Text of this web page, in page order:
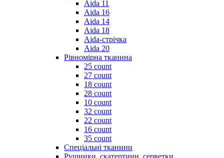
Aida 11
Aida 16
Aida 14
Aida 18
Aida-стрічка
Aida 20
Рівномірна тканина
25 count
27 count
18 count
28 count
10 count
32 count
22 count
16 count
35 count
Спеціальні тканини
Рушники, скатертини, серветки